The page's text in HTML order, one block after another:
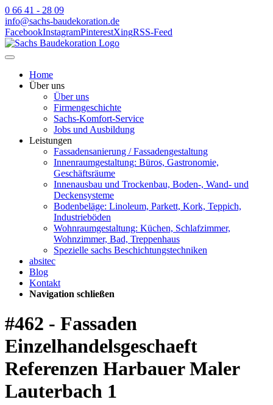
0 66 41 - 28 09
info@sachs-baudekoration.de
FacebookInstagramPinterestXingRSS-Feed
Home
Über uns
Über uns
Firmengeschichte
Sachs-Komfort-Service
Jobs und Ausbildung
Leistungen
Fassadensanierung / Fassadengestaltung
Innenraumgestaltung: Büros, Gastronomie,
Geschäftsräume
Innenausbau und Trockenbau, Boden-, Wand- und
Deckensysteme
Bodenbeläge: Linoleum, Parkett, Kork, Teppich,
Industrieböden
Wohnraumgestaltung: Küchen, Schlafzimmer,
Wohnzimmer, Bad, Treppenhaus
Spezielle sachs Beschichtungstechniken
absitec
Blog
Kontakt
Navigation schließen
#462 - Fassaden
Einzelhandelsgeschaeft
Referenzen Harbauer Maler
Lauterbach 1